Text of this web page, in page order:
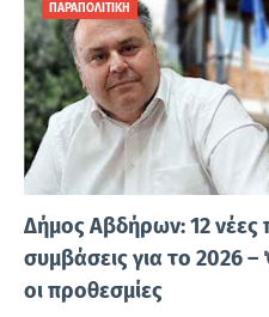
ΠΑΡΑΠΟΛΙΤΙΚΗ
Δήμος Αβδήρων: 12 νέες
συμβάσεις για το 2026 –
οι προθεσμίες